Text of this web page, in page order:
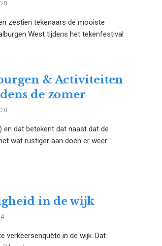
0
zestien tekenaars de mooiste
West tijdens het tekenfestival
& Activiteiten
de zomer
0
dat betekent dat naast dat de
wat rustiger aan doen er weer...
in de wijk
4
verkeersenquête in de wijk. Dat